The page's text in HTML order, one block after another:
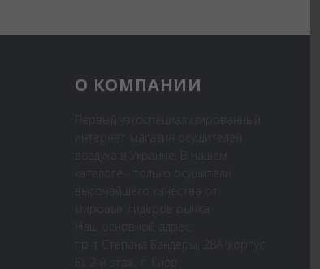
О КОМПАНИИ